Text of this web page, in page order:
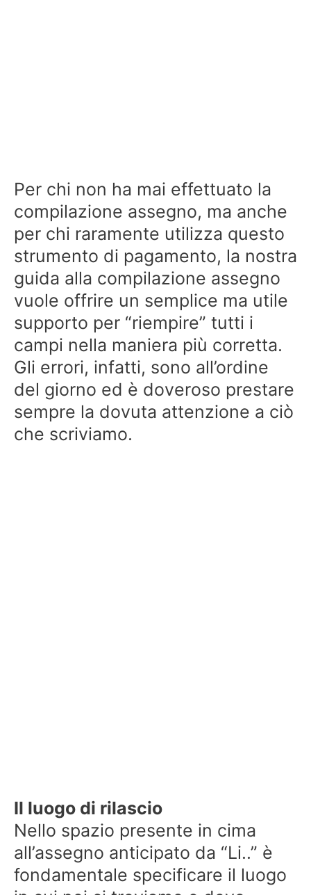
Per chi non ha mai effettuato la
compilazione assegno, ma anche
per chi raramente utilizza questo
strumento di pagamento, la nostra
guida alla compilazione assegno
vuole offrire un semplice ma utile
supporto per “riempire” tutti i
campi nella maniera più corretta.
Gli errori, infatti, sono all’ordine
del giorno ed è doveroso prestare
sempre la dovuta attenzione a ciò
che scriviamo.
Il luogo di rilascio
Nello spazio presente in cima
all’assegno anticipato da “Li..” è
fondamentale specificare il luogo